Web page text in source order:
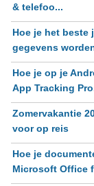
& telefoo...
Hoe je het beste
gegevens
Hoe je op je
App Tracking
Zomervakantie
voor op reis
Hoe je
Microsoft Office